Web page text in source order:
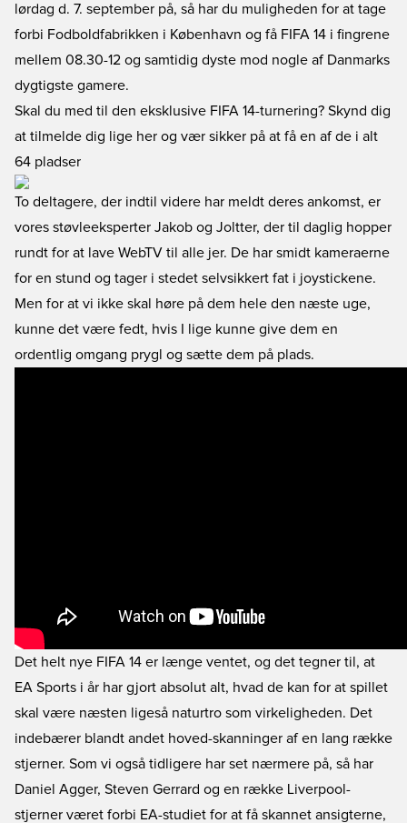
lørdag d. 7. september på, så har du muligheden for at tage
forbi Fodboldfabrikken i København og få FIFA 14 i fingrene
mellem 08.30-12 og samtidig dyste mod nogle af Danmarks
dygtigste gamere.
Skal du med til den eksklusive FIFA 14-turnering? Skynd dig
at tilmelde dig lige her og vær sikker på at få en af de i alt
64 pladser
To deltagere, der indtil videre har meldt deres ankomst, er
vores støvleeksperter Jakob og Joltter, der til daglig hopper
rundt for at lave WebTV til alle jer. De har smidt kameraerne
for en stund og tager i stedet selvsikkert fat i joystickene.
Men for at vi ikke skal høre på dem hele den næste uge,
kunne det være fedt, hvis I lige kunne give dem en
ordentlig omgang prygl og sætte dem på plads.
Det helt nye FIFA 14 er længe ventet, og det tegner til, at
EA Sports i år har gjort absolut alt, hvad de kan for at spillet
skal være næsten ligeså naturtro som virkeligheden. Det
indebærer blandt andet hoved-skanninger af en lang række
stjerner. Som vi også tidligere har set nærmere på, så har
Daniel Agger, Steven Gerrard og en række Liverpool-
stjerner været forbi EA-studiet for at få skannet ansigterne,